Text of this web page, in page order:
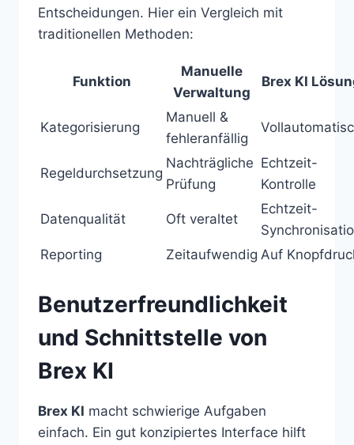
Entscheidungen. Hier ein Vergleich mit
traditionellen Methoden:
Funktion
Manuelle
Verwaltung
Brex KI
Kategorisierung
Manuell &
fehleranfällig
Regeldurchsetzung
Nachträgliche
Prüfung
Echtzeit-
Kontrolle
Datenqualität Oft veraltet
Echtzeit-
Reporting
Zeitaufwendig Auf
Benutzerfreundlichkeit
und Schnittstelle von
Brex KI
Brex KI macht schwierige Aufgaben
einfach. Ein gut konzipiertes Interface hilft